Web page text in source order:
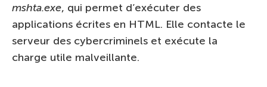
mshta.exe, qui permet d’exécuter des
applications écrites en HTML. Elle contacte le
serveur des cybercriminels et exécute la
charge utile malveillante.